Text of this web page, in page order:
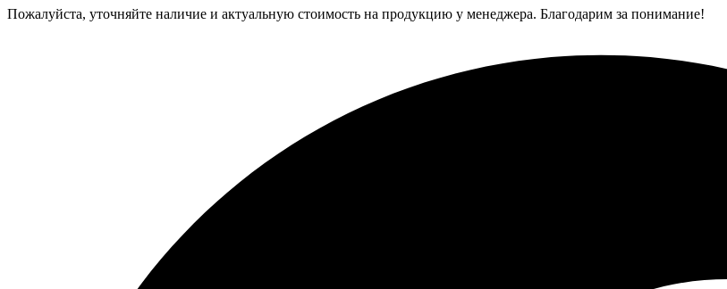
Пожалуйста, уточняйте наличие и актуальную стоимость на продукцию у менеджера. Благодарим за понимание!